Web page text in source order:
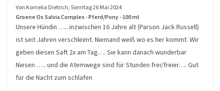
Von Kornelia Dietrich,Sonntag 26 Mai 2024
Groene Os Salvia Complex - Pferd/Pony - 100 ml
Unsere Hündin ….. inzwischen 16 Jahre alt (Parson Jack Russell)
ist seit Jahren verschleimt. Niemand weiß wo es her kommt. Wir
geben diesen Saft 2x am Tag…. Sie kann danach wunderbar
Niesen ….. und die Atemwege sind für Stunden frei/freier…. Gut
für die Nacht zum schlafen